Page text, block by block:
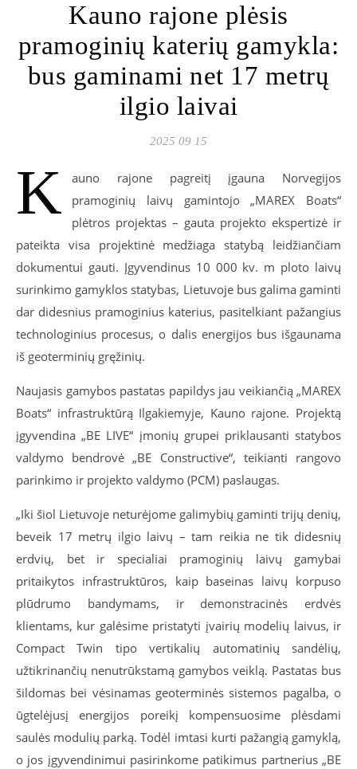
Kauno rajone plėsis
pramoginių katerių gamykla:
bus gaminami net 17 metrų
ilgio laivai
2025 09 15
K
auno rajone pagreitį įgauna Norvegijos
pramoginių laivų gamintojo „MAREX Boats“
plėtros projektas – gauta projekto ekspertizė ir
pateikta visa projektinė medžiaga statybą leidžiančiam
dokumentui gauti. Įgyvendinus 10 000 kv. m ploto laivų
surinkimo gamyklos statybas, Lietuvoje bus galima gaminti
dar didesnius pramoginius katerius, pasitelkiant pažangius
technologinius procesus, o dalis energijos bus išgaunama
iš geoterminių gręžinių.
Naujasis gamybos pastatas papildys jau veikiančią „MAREX
Boats“ infrastruktūrą Ilgakiemyje, Kauno rajone. Projektą
įgyvendina „BE LIVE“ įmonių grupei priklausanti statybos
valdymo bendrovė „BE Constructive“, teikianti rangovo
parinkimo ir projekto valdymo (PCM) paslaugas.
„Iki šiol Lietuvoje neturėjome galimybių gaminti trijų denių,
beveik 17 metrų ilgio laivų – tam reikia ne tik didesnių
erdvių, bet ir specialiai pramoginių laivų gamybai
pritaikytos infrastruktūros, kaip baseinas laivų korpuso
plūdrumo bandymams, ir demonstracinės erdvės
klientams, kur galėsime pristatyti įvairių modelių laivus, ir
Compact Twin tipo vertikalių automatinių sandėlių,
užtikrinančių nenutrūkstamą gamybos veiklą. Pastatas bus
šildomas bei vėsinamas geoterminės sistemos pagalba, o
ūgtelėjusį energijos poreikį kompensuosime plėsdami
saulės modulių parką. Todėl imtasi kurti pažangią gamyklą,
o jos įgyvendinimui pasirinkome patikimus partnerius „BE